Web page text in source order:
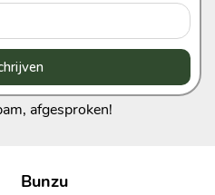
afgesproken!
Bunzu